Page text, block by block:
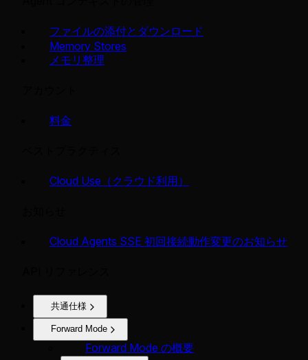
ファイルの添付とダウンロード
Memory Stores
メモリ整理
料金
Cloud Use（クラウド利用）
Cloud Agents SSE 初回接続動作変更のお知らせ
共通仕様
Forward Mode
Forward Mode の概要